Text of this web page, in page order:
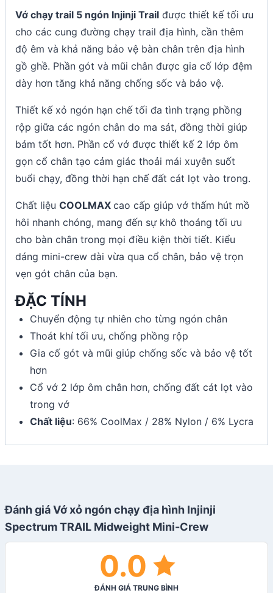
Vớ chạy trail 5 ngón Injinji Trail được thiết kế tối ưu
cho các cung đường chạy trail địa hình, cần thêm
độ êm và khả năng bảo vệ bàn chân trên địa hình
gồ ghề. Phần gót và mũi chân được gia cố lớp đệm
dày hơn tăng khả năng chống sốc và bảo vệ.
Thiết kế xỏ ngón hạn chế tối đa tình trạng phồng
rộp giữa các ngón chân do ma sát, đồng thời giúp
bám tốt hơn. Phần cổ vớ được thiết kế 2 lớp ôm
gọn cổ chân tạo cảm giác thoải mái xuyên suốt
buổi chạy, đồng thời hạn chế đất cát lọt vào trong.
Chất liệu COOLMAX cao cấp giúp vớ thấm hút mồ
hôi nhanh chóng, mang đến sự khô thoáng tối ưu
cho bàn chân trong mọi điều kiện thời tiết. Kiểu
dáng mini-crew dài vừa qua cổ chân, bảo vệ trọn
vẹn gót chân của bạn.
ĐẶC TÍNH
Chuyển động tự nhiên cho từng ngón chân
Thoát khí tối ưu, chống phồng rộp
Gia cố gót và mũi giúp chống sốc và bảo vệ tốt
hơn
Cổ vớ 2 lớp ôm chân hơn, chống đất cát lọt vào
trong vớ
Chất liệu: 66% CoolMax / 28% Nylon / 6% Lycra
Đánh giá Vớ xỏ ngón chạy địa hình Injinji
Spectrum TRAIL Midweight Mini-Crew
0.0
ĐÁNH GIÁ TRUNG BÌNH